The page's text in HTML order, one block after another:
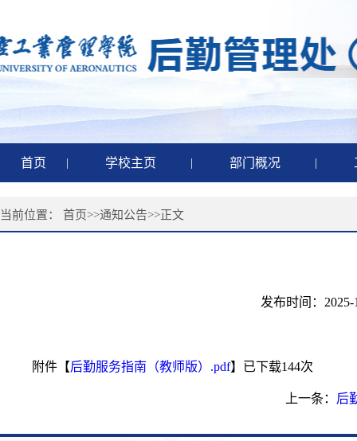
首页 | 学校主页 | 部门概况 |
当前位置： 首页>>通知公告>>正文
发布时间：
附件【后勤服务指南（教师版）.pdf】已下载144次
上一条： 后